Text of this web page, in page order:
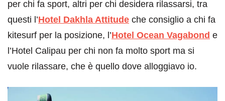
per chi fa sport, altri per chi desidera rilassarsi, tra
questi l’Hotel Dakhla Attitude che consiglio a chi fa
kitesurf per la posizione, l’Hotel Ocean Vagabond e
l’Hotel Calipau per chi non fa molto sport ma si
vuole rilassare, che è quello dove alloggiavo io.